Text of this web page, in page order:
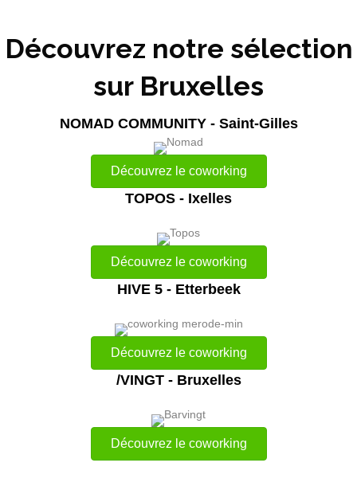
Découvrez notre sélection
sur Bruxelles
NOMAD COMMUNITY - Saint-Gilles
Découvrez le coworking
TOPOS - Ixelles
Découvrez le coworking
HIVE 5 - Etterbeek
Découvrez le coworking
/VINGT - Bruxelles
Découvrez le coworking